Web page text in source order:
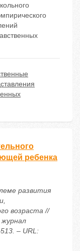
ребенка
развития
возраста //
– URL: